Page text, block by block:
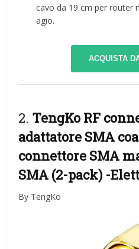
cavo da 19 cm per router
agio.
ACQUISTA
2. TengKo RF
adattatore SMA
connettore SMA
SMA (2-pack) -
By TengKo